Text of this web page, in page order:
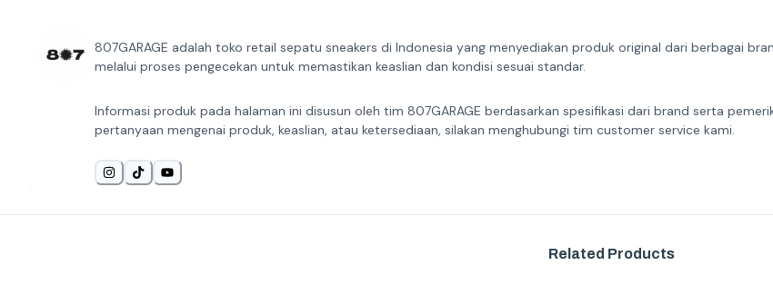
807GARAGE adalah toko retail sepatu sneakers di Indonesia yang menyediakan produk original dari berbagai
melalui proses pengecekan untuk memastikan keaslian dan kondisi sesuai standar.
Informasi produk pada halaman ini disusun oleh tim 807GARAGE berdasarkan spesifikasi dari brand serta
pertanyaan mengenai produk, keaslian, atau ketersediaan, silakan menghubungi tim customer service kami.
Related Products